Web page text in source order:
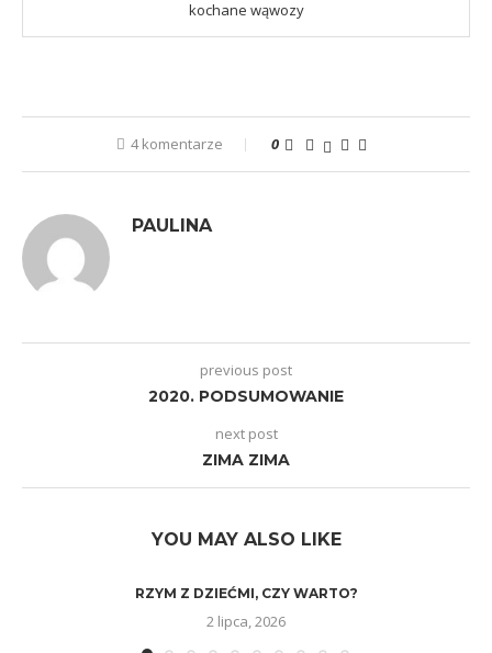
kochane wąwozy
4 komentarze 0
PAULINA
previous post
2020. PODSUMOWANIE
next post
ZIMA ZIMA
YOU MAY ALSO LIKE
RZYM Z DZIEĆMI, CZY WARTO?
2 lipca, 2026